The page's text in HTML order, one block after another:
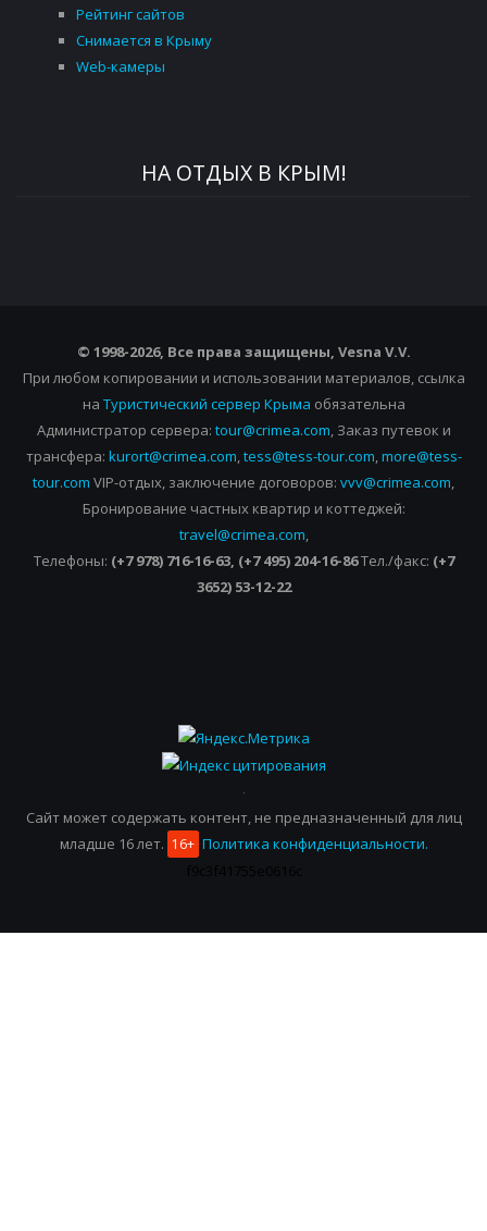
Рейтинг сайтов
Снимается в Крыму
Web-камеры
НА ОТДЫХ В КРЫМ!
© 1998-2026, Все права защищены, Vesna V.V.
При любом копировании и использовании материалов, ссылка
на Туристический сервер Крыма обязательна
Администратор сервера: tour@crimea.com, Заказ путевок и
трансфера: kurort@crimea.com,tess@tess-tour.com,more@tess-
tour.com VIP-отдых, заключение договоров: vvv@crimea.com,
Бронирование частных квартир и коттеджей:
travel@crimea.com,
Телефоны: (+7 978) 716-16-63, (+7 495) 204-16-86Тел./факс: (+7
3652) 53-12-22
Сайт может содержать контент, не предназначенный для лиц
младше 16 лет. 16+ Политика конфиденциальности.